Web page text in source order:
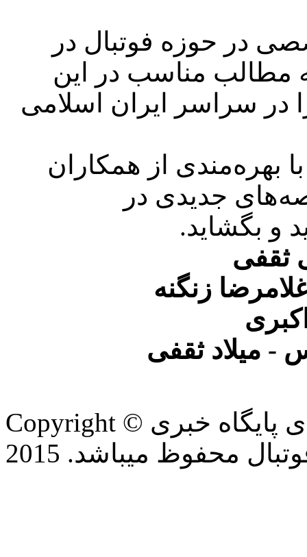
در حوزه فوتبال در
مطالب مناسب در این
در سراسر ایران اسلامی
بهره‌مندی از همکاران
جدیدی در
و بگشاید.
ثقفی
زنگنه
میلاد ثقفی
Copyright © تمام حقوق این وب سایت برای پایگاه خبری
محفوظ میباشد. 2015